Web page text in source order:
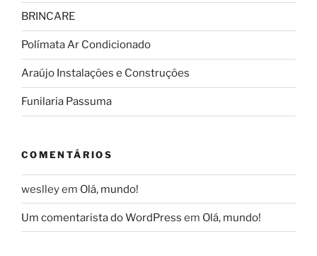
BRINCARE
Polímata Ar Condicionado
Araújo Instalações e Construções
Funilaria Passuma
COMENTÁRIOS
weslleyem Olá, mundo!
Um comentarista do WordPress em Olá, mundo!